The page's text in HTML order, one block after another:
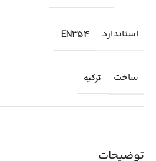
توضیحات
استاندارد EN354
ساخت ترکیه